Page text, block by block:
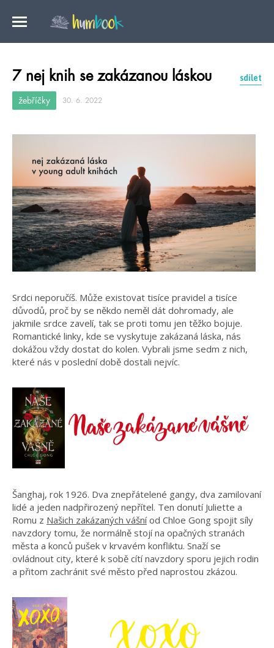
7 nej knih se zakázanou láskou sdílet
žebříčky 30. 6. 2022
Srdci neporučíš. Může existovat tisíce pravidel a tisíce
důvodů, proč by se někdo neměl dát dohromady, ale
jakmile srdce zavelí, tak se proti tomu jen těžko bojuje.
Romantické linky, kde se vyskytuje zakázaná láska, nás
dokážou vždy dostat do kolen. Vybrali jsme sedm z nich,
které nás v poslední době dostali nejvíc.
Šanghaj, rok 1926. Dva znepřátelené gangy, dva zamilovaní
lidé a jeden nadpřirozený nepřítel. Ten donutí Juliette a
Romu z Našich zakázaných vášníod Chloe Gong spojit síly
navzdory tomu, že normálně stojí na opačných stranách
města a konců pušek v krvavém konfliktu. Snaží se
ovládnout city, které k sobě cítí navzdory sporu jejich rodin
a přitom zachránit své město před naprostou zkázou.